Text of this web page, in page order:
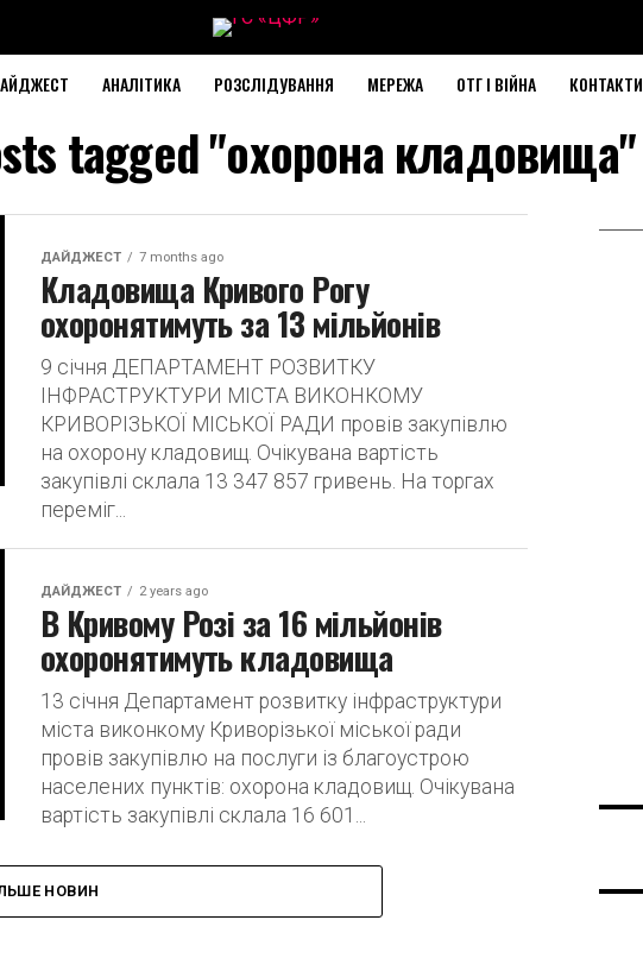
АНАЛІТИКА РОЗСЛІДУВАННЯ МЕРЕЖА ОТГ І ВІЙНА КОНТАКТИ
tagged "охорона кладовища"
ДАЙДЖЕСТ 7 months ago
Кладовища Кривого Рогу
охоронятимуть за 13 мільйонів
9 січня ДЕПАРТАМЕНТ РОЗВИТКУ
ІНФРАСТРУКТУРИ МІСТА ВИКОНКОМУ
КРИВОРІЗЬКОЇ МІСЬКОЇ РАДИ провів закупівлю
на охорону кладовищ. Очікувана вартість
закупівлі склала 13 347 857 гривень. На торгах
переміг...
ДАЙДЖЕСТ 2 years ago
В Кривому Розі за 16 мільйонів
охоронятимуть кладовища
13 січня Департамент розвитку інфраструктури
міста виконкому Криворізької міської ради
провів закупівлю на послуги із благоустрою
населених пунктів: охорона кладовищ. Очікувана
вартість закупівлі склала 16 601...
НОВИН